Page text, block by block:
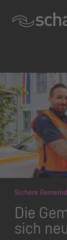
Sichere
Die
sich